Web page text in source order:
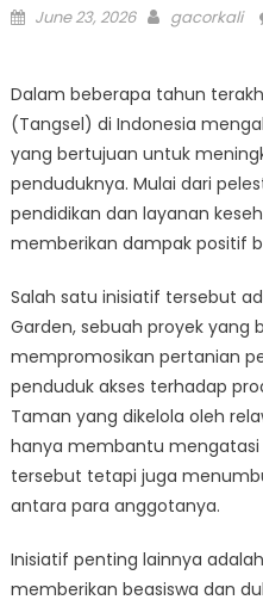
Posted
June 23, 2026 Author
gacorkali
Dalam beberapa tahun
(Tangsel) di Indonesia
yang bertujuan untuk
penduduknya. Mulai dari
pendidikan dan layanan
memberikan dampak positif
Salah satu inisiatif tersebut
Garden, sebuah proyek yang
mempromosikan pertanian
penduduk akses terhadap
Taman yang dikelola oleh
hanya membantu mengatasi
tersebut tetapi juga
antara para anggotanya.
Inisiatif penting lainnya
memberikan beasiswa dan